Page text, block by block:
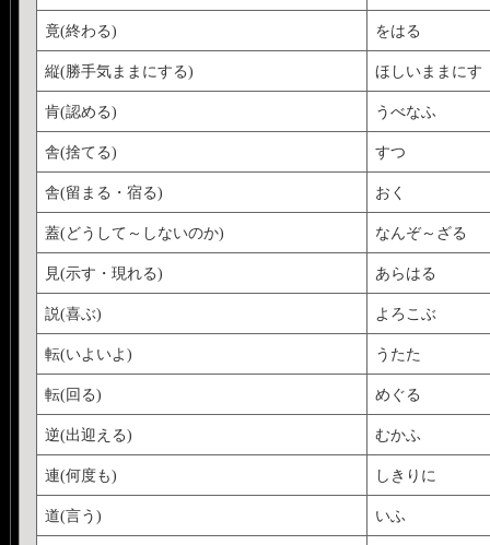
竟(終わる) をはる
縦(勝手気ままにする) ほしいままにす
肯(認める) うべなふ
舎(捨てる) すつ
舎(留まる・宿る) おく
蓋(どうして～しないのか) なんぞ～ざる
見(示す・現れる) あらはる
説(喜ぶ) よろこぶ
転(いよいよ) うたた
転(回る) めぐる
逆(出迎える) むかふ
連(何度も) しきりに
道(言う) いふ